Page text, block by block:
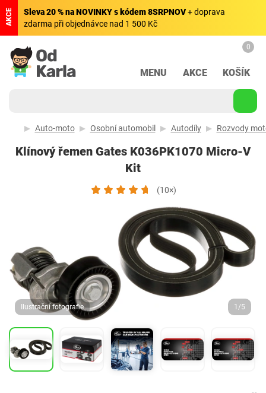
AKCE Sleva 20 % na NOVINKY s kódem 8SRPNOV+ doprava
zdarma při objednávce nad 1 500 Kč
MENU AKCE
0
KOŠÍK
Auto-moto Osobní automobil Autodíly Rozvody
Klínový řemen Gates K036PK1070 Micro-V
Kit
(10×)
Ilustrační fotografie 1/5